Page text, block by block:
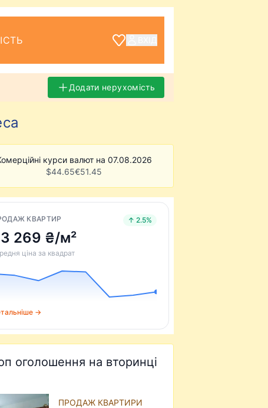
Додати нерухомість
курси валют на 07.08.2026
$44.65€51.45
КВАРТИР ↑ 2.5%
269 ₴/м²
ціна за квадрат
→
оголошення на вторинці
ПРОДАЖ КВАРТИРИ